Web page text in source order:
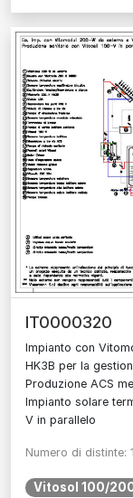
IT0000320
Impianto con
HK3B per la
Produzione ACS
Impianto solare
V in parallelo
Numero di distinte: 1
Vitosol 100/